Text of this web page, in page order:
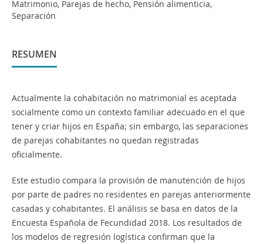
Matrimonio, Parejas de hecho, Pensión alimenticia,
Separación
RESUMEN
Actualmente la cohabitación no matrimonial es aceptada
socialmente como un contexto familiar adecuado en el que
tener y criar hijos en España; sin embargo, las separaciones
de parejas cohabitantes no quedan registradas
oficialmente.
Este estudio compara la provisión de manutención de hijos
por parte de padres no residentes en parejas anteriormente
casadas y cohabitantes. El análisis se basa en datos de la
Encuesta Española de Fecundidad 2018. Los resultados de
los modelos de regresión logística confirman que la